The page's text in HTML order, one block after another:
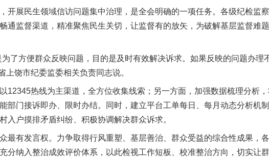
展民生领域信访问题集中治理，是全会明确的一项任务。各级纪检监
通监督渠道，精准聚焦民生关切，让监督有的放矢，为破解基层监督难
方便群众反映问题，目的是及时有效解决诉求。如果反映的问题办理
上饶市纪委监委相关负责同志说。
热线为主渠道，全方位收集线索；另一方面，加强数据梳理分析，
部门接诉即办、限时办结。同时，建立平台工单每日、每月动态分析机
入户摸排矛盾纠纷、积极协调解决群众诉求。
有发言权。力争取得行风重塑、基层善治、群众受益的综合性成果，
分纳入整治成效评价体系，以此检视工作短板、校准整治方向，切实让
谢谢有你温暖了四季